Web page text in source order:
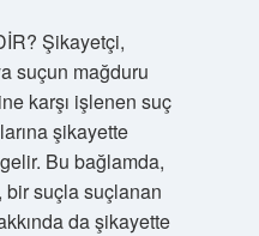
Şikayetçi,
suçun mağduru
karşı işlenen suç
şikayette
Bu bağlamda,
bir suçla suçlanan
da şikayette